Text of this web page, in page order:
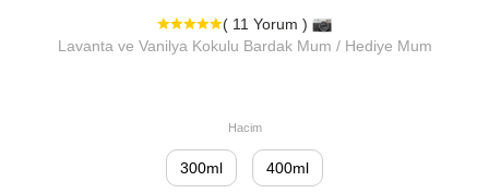
( 11 Yorum )
Lavanta ve Vanilya Kokulu Bardak Mum / Hediye Mum
Hacim
300ml 400ml